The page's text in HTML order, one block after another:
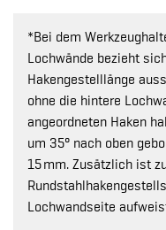
*Bei dem
Lochwände bezieht
Hakengestelllänge
ohne die hintere
angeordneten Haken
um 35° nach oben
15 mm. Zusätzlich ist
Lochwandseite